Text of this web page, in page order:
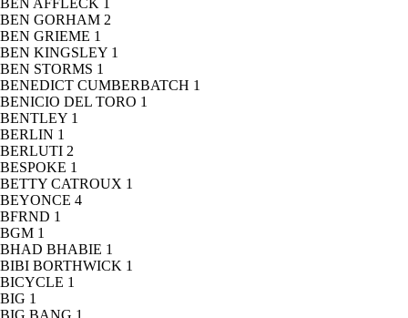
BEN AFFLECK 1
BEN GORHAM 2
BEN GRIEME 1
BEN KINGSLEY 1
BEN STORMS 1
BENEDICT CUMBERBATCH 1
BENICIO DEL TORO 1
BENTLEY 1
BERLIN 1
BERLUTI 2
BESPOKE 1
BETTY CATROUX 1
BEYONCE 4
BFRND 1
BGM 1
BHAD BHABIE 1
BIBI BORTHWICK 1
BICYCLE 1
BIG 1